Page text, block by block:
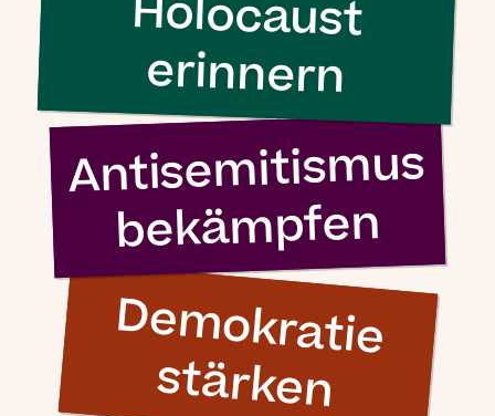
erinnern
Antisemitismus
bekämpfen
D
e
m
o
k
ra
tie
stä
rk
e
n